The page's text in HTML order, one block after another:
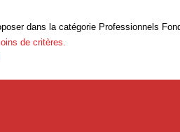
dans la catégorie Professionnels
de critères.